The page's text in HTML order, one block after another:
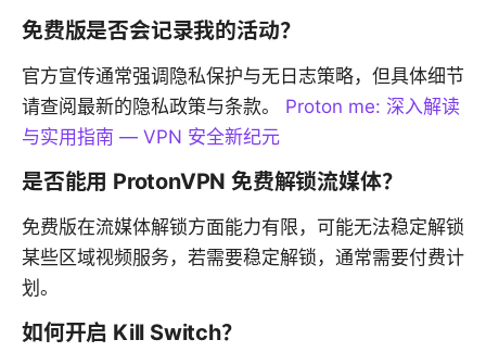
免费版是否会记录我的活动？
官方宣传通常强调隐私保护与无日志策略，但具体细节
请查阅最新的隐私政策与条款。 Proton me: 深入解读
与实用指南 — VPN 安全新纪元
是否能用 ProtonVPN 免费解锁流媒体？
免费版在流媒体解锁方面能力有限，可能无法稳定解锁
某些区域视频服务，若需要稳定解锁，通常需要付费计
划。
如何开启 Kill Switch？